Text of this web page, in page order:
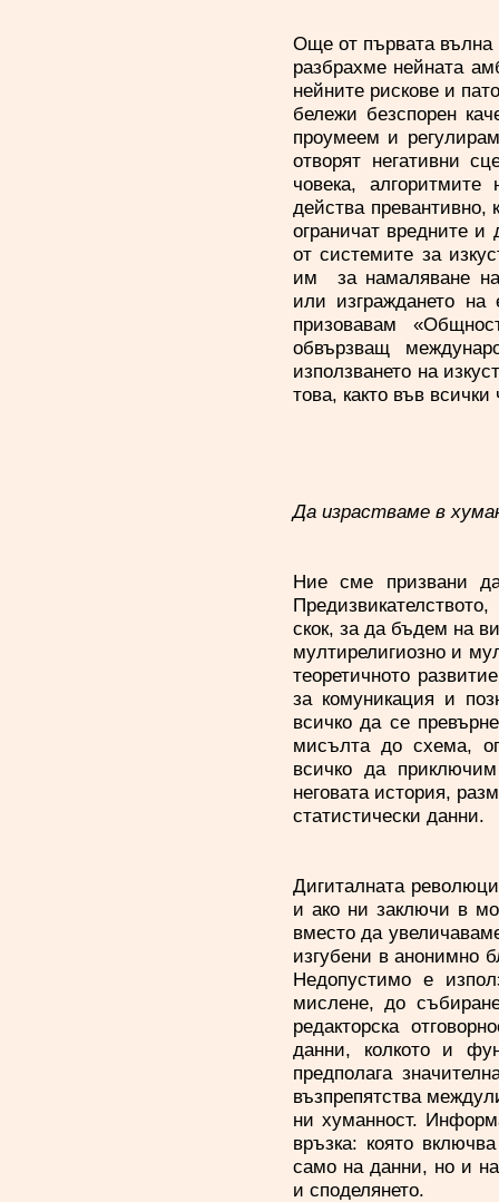
Още от първата вълна
разбрахме нейната
нейните рискове и
бележи безспорен
проумеем и
отворят негативни
човека,
действа превантивно,
ограничат вредните
от системите за
им за намаляване на
или изграждането
призовавам
обвързващ
използването на
това, както във
Да израстваме в
Ние сме призвани
скок, за да бъдем на
мултирелигиозно и
теоретичното
за комуникация и
всичко да се
мисълта до схема,
всичко да
неговата история,
статистически данни.
Дигиталната
и ако ни заключи в
вместо да
изгубени в анонимно
Недопустимо е
мислене, до
редакторска
данни, колкото и
предполага
възпрепятства
ни хуманност.
връзка: която
само на данни, но и на
и споделянето.